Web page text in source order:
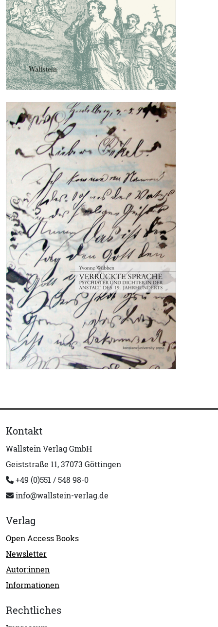
Kontakt
Wallstein Verlag GmbH
Geiststraße 11, 37073 Göttingen
+49 (0)551 / 548 98-0
info@wallstein-verlag.de
Verlag
Open Access Books
Newsletter
Autor:innen
Informationen
Rechtliches